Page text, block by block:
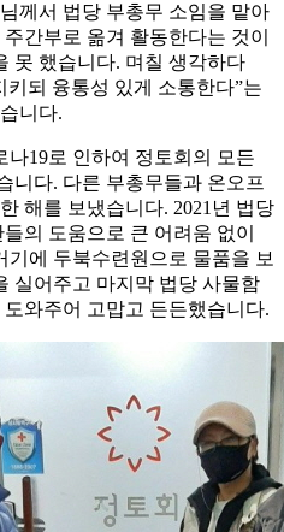
께서 법당 부총무 소임을 맡아
간부로 옮겨 활동한다는 것이
못 했습니다. 며칠 생각하다
되 융통성 있게 소통한다”는
니다.
나19로 인하여 정토회의 모든
니다. 다른 부총무들과 온오프
해를 보냈습니다. 2021년 법당
의 도움으로 큰 어려움 없이
기에 두북수련원으로 물품을 보
실어주고 마지막 법당 사물함
와주어 고맙고 든든했습니다.